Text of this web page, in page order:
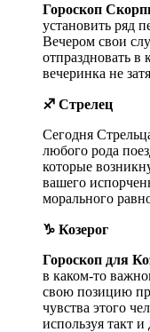
Гороскоп
установить ряд
Вечером свои
отпраздновать в
вечеринка не
♐ Стрелец
Сегодня
любого рода
которые
вашего
морального
♑ Козерог
Гороскоп для
в каком-то
свою позицию
чувства этого
используя такт